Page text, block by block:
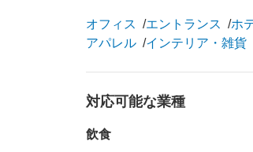
オフィス エントランス
ホ
アパレル
インテリア・雑貨
対応可能な業種
飲食